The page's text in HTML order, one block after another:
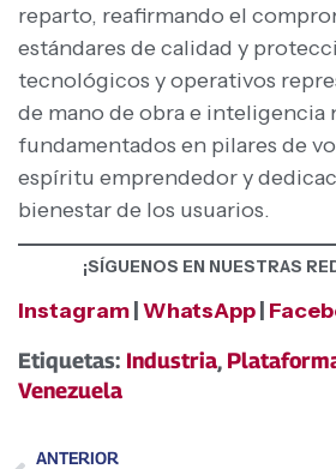
reparto, reafirmando el
estándares de calidad y
tecnológicos y operativos
de mano de obra e inteligencia
fundamentados en pilares de
espíritu emprendedor y
bienestar de los usuarios.
¡SÍGUENOS EN NUESTRAS
Instagram WhatsApp
Etiquetas: Industria,
Venezuela
ANTERIOR